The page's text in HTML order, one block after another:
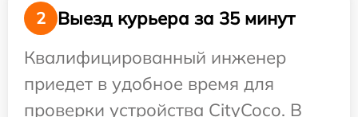
2
Выезд курьера за 35 минут
Квалифицированный инженер
приедет в удобное время для
проверки устройства CityCoco. В